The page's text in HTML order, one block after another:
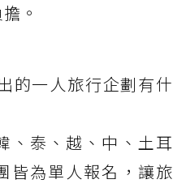
。
的一人旅行企劃有什
、泰、越、中、土耳
皆為單人報名，讓旅